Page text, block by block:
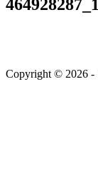
Copyright © 2026 -